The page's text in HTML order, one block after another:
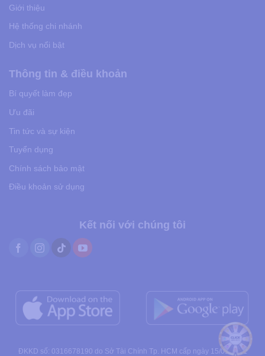
Giới thiệu
Hệ thống chi nhánh
Dịch vụ nổi bật
Thông tin & điều khoản
Bí quyết làm đẹp
Ưu đãi
Tin tức và sự kiện
Tuyển dụng
Chính sách bảo mật
Điều khoản sử dụng
Kết nối với chúng tôi
ĐKKD số: 0316678190 do Sở Tài Chính Tp. HCM cấp ngày 15/01/2021